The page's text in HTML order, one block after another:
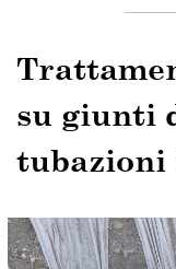
su giunti